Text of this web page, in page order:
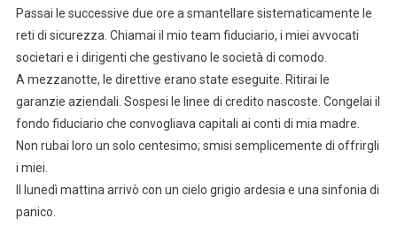
Passai le successive due ore a smantellare sistematicamente le
reti di sicurezza. Chiamai il mio team fiduciario, i miei avvocati
societari e i dirigenti che gestivano le società di comodo.
A mezzanotte, le direttive erano state eseguite. Ritirai le
garanzie aziendali. Sospesi le linee di credito nascoste. Congelai il
fondo fiduciario che convogliava capitali ai conti di mia madre.
Non rubai loro un solo centesimo; smisi semplicemente di offrirgli
i miei.
Il lunedì mattina arrivò con un cielo grigio ardesia e una sinfonia di
panico.